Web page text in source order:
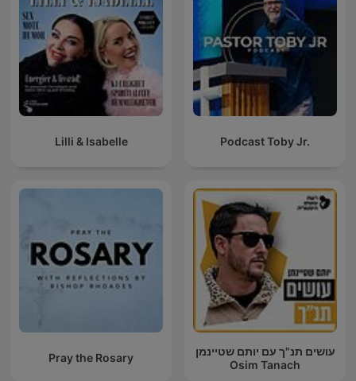
Lilli & Isabelle Podcast Toby Jr.
Pray the Rosary
עושים תנ"ך עם יותם שטיינמן
Osim Tanach